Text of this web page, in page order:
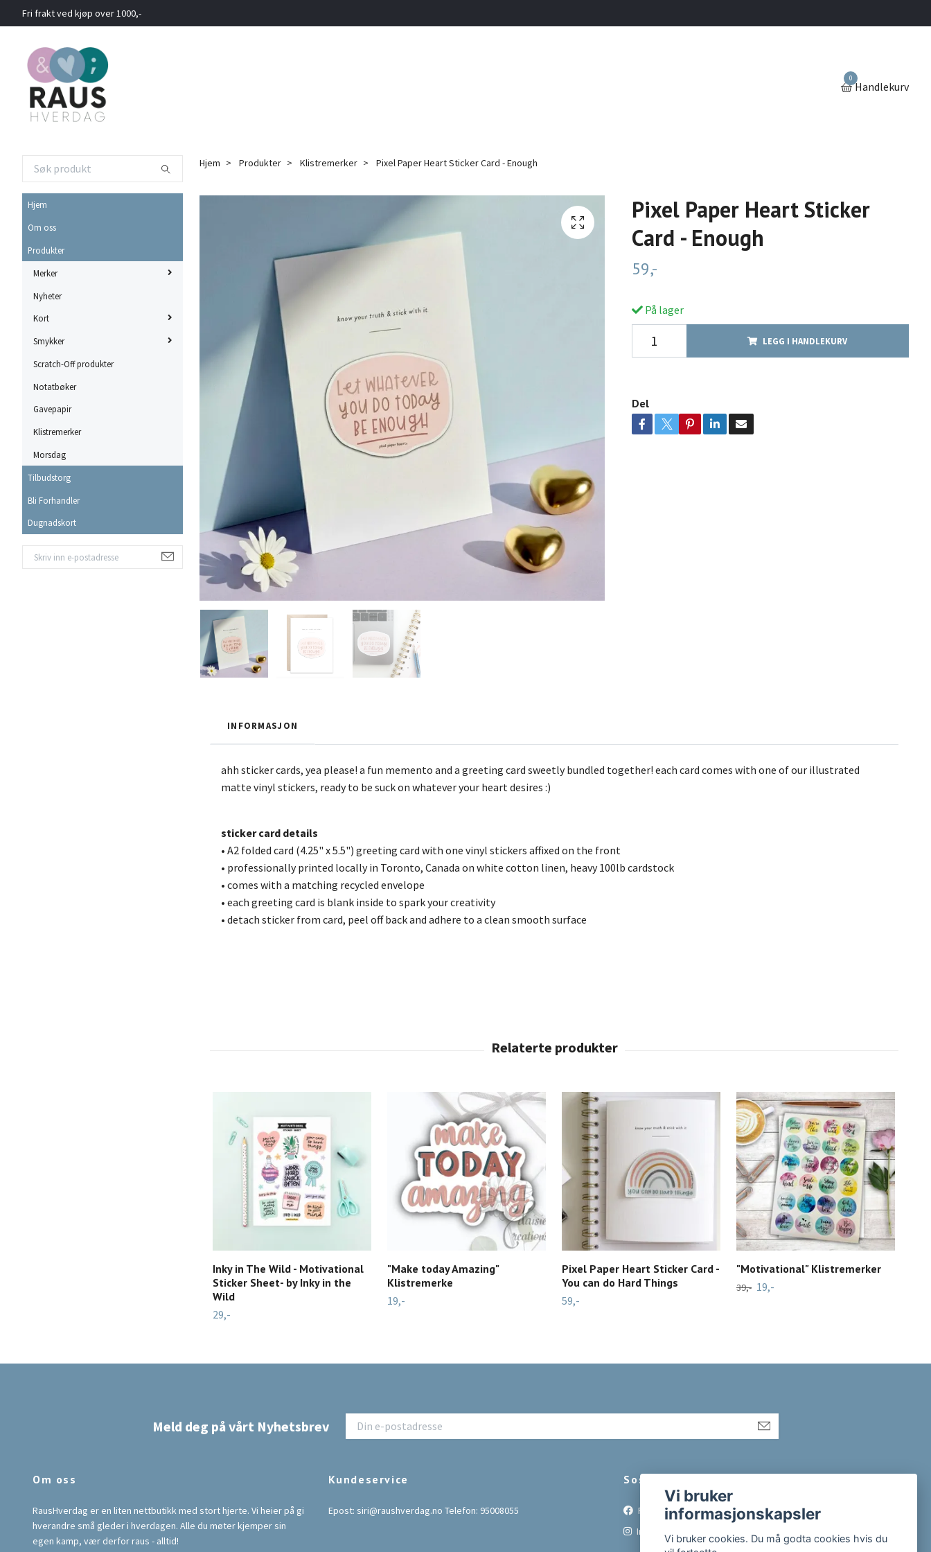
Fri frakt ved kjøp over 1000,-
0
Handlekurv
Hjem
Om oss
Produkter
Merker
Nyheter
Kort
Smykker
Scratch-Off produkter
Notatbøker
Gavepapir
Klistremerker
Morsdag
Tilbudstorg
Bli Forhandler
Dugnadskort
Hjem Produkter Klistremerker Pixel Paper Heart Sticker Card - Enough
Pixel Paper Heart Sticker
Card - Enough
59,-
På lager
LEGG I HANDLEKURV
Del
INFORMASJON
ahh sticker cards, yea please! a fun memento and a greeting card sweetly bundled together! each card comes with one of our illustrated
matte vinyl stickers, ready to be suck on whatever your heart desires :)
sticker card details
• A2 folded card (4.25" x 5.5") greeting card with one vinyl stickers affixed on the front
• professionally printed locally in Toronto, Canada on white cotton linen, heavy 100lb cardstock
• comes with a matching recycled envelope
• each greeting card is blank inside to spark your creativity
• detach sticker from card, peel off back and adhere to a clean smooth surface
Inky in The Wild - Motivational
Sticker Sheet- by Inky in the
Wild
29,-
"Make today Amazing"
Klistremerke
19,-
Pixel Paper Heart Sticker Card -
You can do Hard Things
59,-
"Motivational" Klistremerker
39,- 19,-
Meld deg på vårt Nyhetsbrev
Om oss
RausHverdag er en liten nettbutikk med stort hjerte. Vi heier på gi
hverandre små gleder i hverdagen. Alle du møter kjemper sin
egen kamp, vær derfor raus - alltid!
Kundeservice
Epost: siri@raushverdag.no Telefon: 95008055
Sosiale medier
Facebook
Instagram
Vi bruker
informasjonskapsler
Vi bruker cookies. Du må godta cookies hvis du